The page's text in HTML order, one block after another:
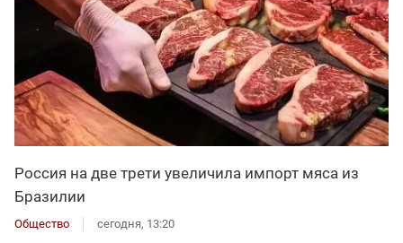
Россия на две трети увеличила импорт мяса из
Бразилии
Общество сегодня, 13:20